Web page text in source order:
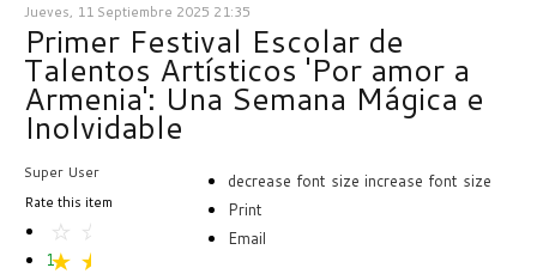
Jueves, 11 Septiembre 2025 21:35
Primer Festival Escolar de
Talentos Artísticos 'Por amor a
Armenia': Una Semana Mágica e
Inolvidable
Super User decrease font size increase font size
Print
Email
Rate this item
1